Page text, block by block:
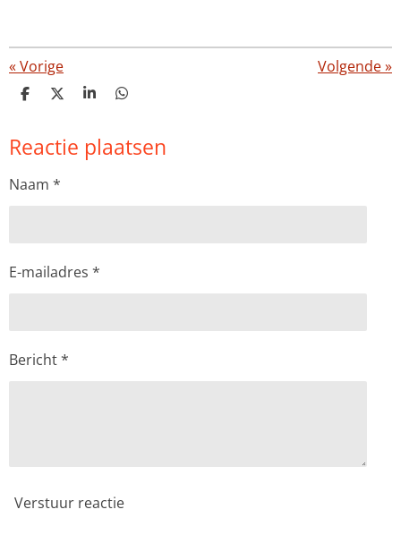
«Vorige Volgende»
D
e
n
D
l
S
r
e
D
e
n
Reactie plaatsen
Naam *
E-mailadres *
Bericht *
Verstuur reactie